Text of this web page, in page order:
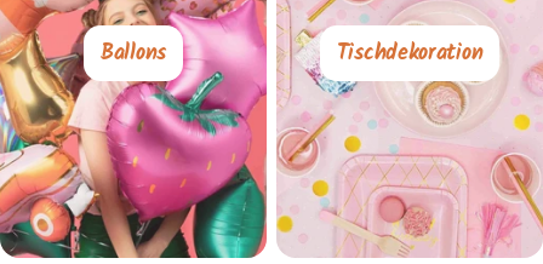
Ballons Tischdekoration